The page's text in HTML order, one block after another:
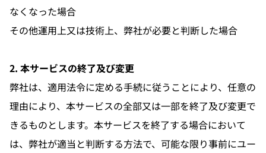
なくなった場合
その他運用上又は技術上、弊社が必要と判断した場合
2. 本サービスの終了及び変更
弊社は、適用法令に定める手続に従うことにより、任意の
理由により、本サービスの全部又は一部を終了及び変更で
きるものとします。本サービスを終了する場合において
は、弊社が適当と判断する方法で、可能な限り事前にユー